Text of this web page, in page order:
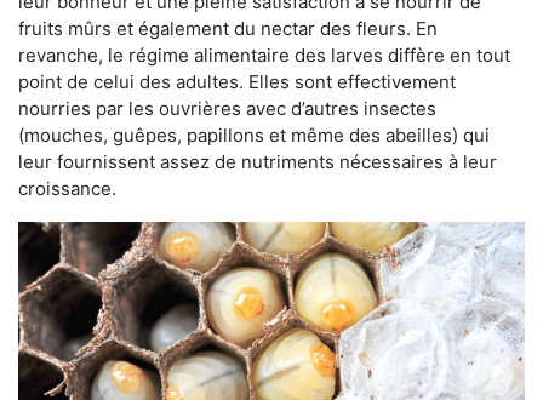
fruits mûrs et également du nectar des fleurs. En
revanche, le régime alimentaire des larves diffère en tout
point de celui des adultes. Elles sont effectivement
nourries par les ouvrières avec d’autres insectes
(mouches, guêpes, papillons et même des abeilles) qui
leur fournissent assez de nutriments nécessaires à leur
croissance.